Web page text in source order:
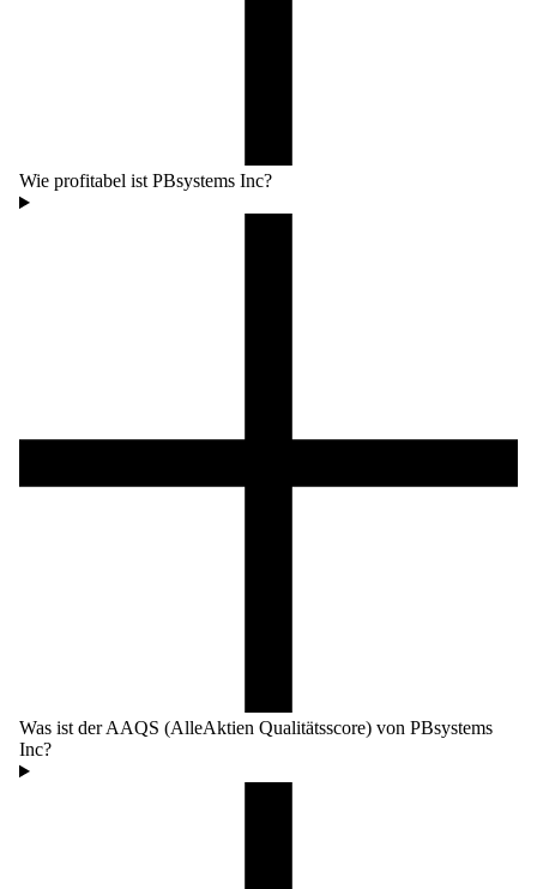
Wie profitabel ist PBsystems Inc?
Was ist der AAQS (AlleAktien Qualitätsscore) von PBsystems
Inc?